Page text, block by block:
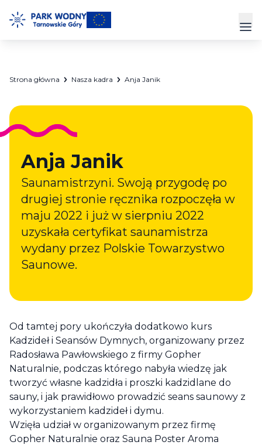
do
Hala Sportowa
Cennik
Strefa Klienta
Kontakt
Strona główna Nasza kadra Anja Janik
Anja Janik
Saunamistrzyni. Swoją przygodę po
drugiej stronie ręcznika rozpoczęła w
maju 2022 i już w sierpniu 2022
uzyskała certyfikat saunamistrza
wydany przez Polskie Towarzystwo
Saunowe.
Od tamtej pory ukończyła dodatkowo kurs
Kadzideł i Seansów Dymnych, organizowany przez
Radosława Pawłowskiego z firmy Gopher
Naturalnie, podczas którego nabyła wiedzę jak
tworzyć własne kadzidła i proszki kadzidlane do
sauny, i jak prawidłowo prowadzić seans saunowy z
wykorzystaniem kadzideł i dymu.
Wzięła udział w organizowanym przez firmę
Gopher Naturalnie oraz Sauna Poster Aroma